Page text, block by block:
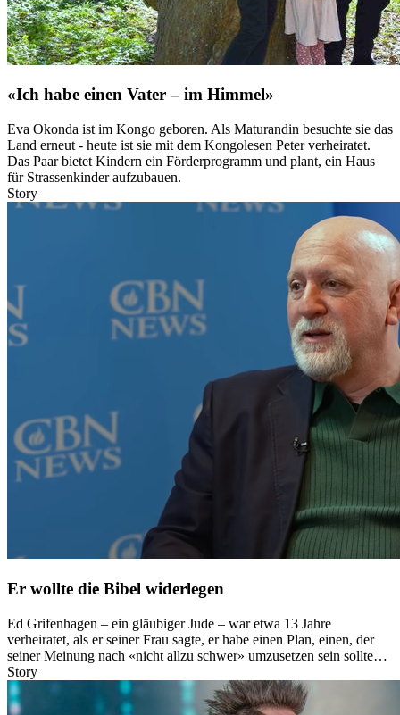
«Ich habe einen Vater – im Himmel»
Eva Okonda ist im Kongo geboren. Als Maturandin besuchte sie das
Land erneut - heute ist sie mit dem Kongolesen Peter verheiratet.
Das Paar bietet Kindern ein Förderprogramm und plant, ein Haus
für Strassenkinder aufzubauen.
Story
Er wollte die Bibel widerlegen
Ed Grifenhagen – ein gläubiger Jude – war etwa 13 Jahre
verheiratet, als er seiner Frau sagte, er habe einen Plan, einen, der
seiner Meinung nach «nicht allzu schwer» umzusetzen sein sollte…
Story